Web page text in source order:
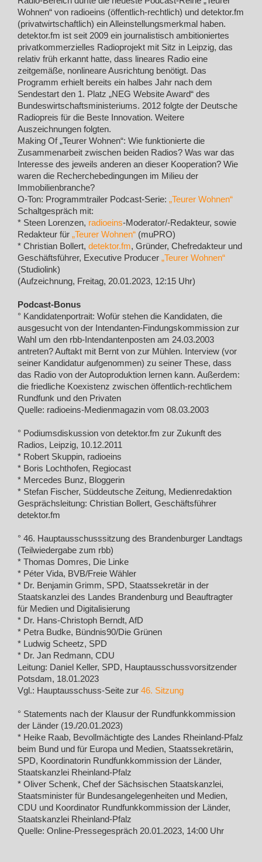
Wohnen“ von radioeins (öffentlich-rechtlich) und detektor.fm
(privatwirtschaftlich) ein Alleinstellungsmerkmal haben.
detektor.fm ist seit 2009 ein journalistisch ambitioniertes
privatkommerzielles Radioprojekt mit Sitz in Leipzig, das
relativ früh erkannt hatte, dass lineares Radio eine
zeitgemäße, nonlineare Ausrichtung benötigt. Das
Programm erhielt bereits ein halbes Jahr nach dem
Sendestart den 1. Platz „NEG Website Award“ des
Bundeswirtschaftsministeriums. 2012 folgte der Deutsche
Radiopreis für die Beste Innovation. Weitere
Auszeichnungen folgten.
Making Of „Teurer Wohnen“: Wie funktionierte die
Zusammenarbeit zwischen beiden Radios? Was war das
Interesse des jeweils anderen an dieser Kooperation? Wie
waren die Recherchebedingungen im Milieu der
Immobilienbranche?
O-Ton: Programmtrailer Podcast-Serie: „Teurer Wohnen“
Schaltgespräch mit:
* Steen Lorenzen, radioeins-Moderator/-Redakteur, sowie
Redakteur für „Teurer Wohnen“ (muPRO)
* Christian Bollert, detektor.fm, Gründer, Chefredakteur und
Geschäftsführer, Executive Producer „Teurer Wohnen“
(Studiolink)
(Aufzeichnung, Freitag, 20.01.2023, 12:15 Uhr)
Podcast-Bonus
° Kandidatenportrait: Wofür stehen die Kandidaten, die
ausgesucht von der Intendanten-Findungskommission zur
Wahl um den rbb-Intendantenposten am 24.03.2003
antreten? Auftakt mit Bernt von zur Mühlen. Interview (vor
seiner Kandidatur aufgenommen) zu seiner These, dass
das Radio von der Autoproduktion lernen kann. Außerdem:
die friedliche Koexistenz zwischen öffentlich-rechtlichem
Rundfunk und den Privaten
Quelle: radioeins-Medienmagazin vom 08.03.2003
° Podiumsdiskussion von detektor.fm zur Zukunft des
Radios, Leipzig, 10.12.2011
* Robert Skuppin, radioeins
* Boris Lochthofen, Regiocast
* Mercedes Bunz, Bloggerin
* Stefan Fischer, Süddeutsche Zeitung, Medienredaktion
Gesprächsleitung: Christian Bollert, Geschäftsführer
detektor.fm
° 46. Hauptausschusssitzung des Brandenburger Landtags
(Teilwiedergabe zum rbb)
* Thomas Domres, Die Linke
* Péter Vida, BVB/Freie Wähler
* Dr. Benjamin Grimm, SPD, Staatssekretär in der
Staatskanzlei des Landes Brandenburg und Beauftragter
für Medien und Digitalisierung
* Dr. Hans-Christoph Berndt, AfD
* Petra Budke, Bündnis90/Die Grünen
* Ludwig Scheetz, SPD
* Dr. Jan Redmann, CDU
Leitung: Daniel Keller, SPD, Hauptausschussvorsitzender
Potsdam, 18.01.2023
Vgl.: Hauptausschuss-Seite zur 46. Sitzung
° Statements nach der Klausur der Rundfunkkommission
der Länder (19./20.01.2023)
* Heike Raab, Bevollmächtigte des Landes Rheinland-Pfalz
beim Bund und für Europa und Medien, Staatssekretärin,
SPD, Koordinatorin Rundfunkkommission der Länder,
Staatskanzlei Rheinland-Pfalz
* Oliver Schenk, Chef der Sächsischen Staatskanzlei,
Staatsminister für Bundesangelegenheiten und Medien,
CDU und Koordinator Rundfunkkommission der Länder,
Staatskanzlei Rheinland-Pfalz
Quelle: Online-Pressegespräch 20.01.2023, 14:00 Uhr